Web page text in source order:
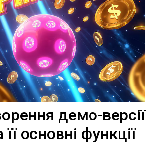
демо-версії
основні функції